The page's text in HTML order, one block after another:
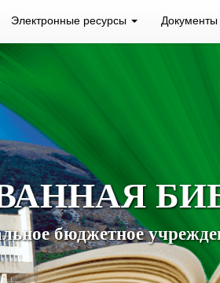
Электронные ресурсы Документы
бюджетное